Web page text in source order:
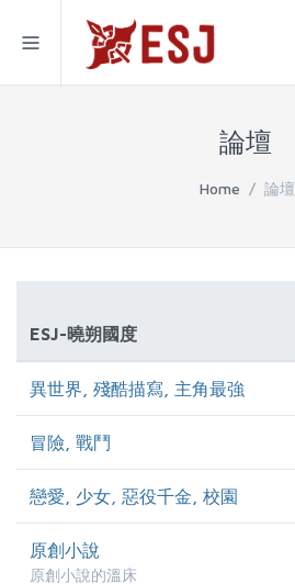
論壇
Home / 論壇
ESJ-曉朔國度
異世界, 殘酷描寫, 主角最強
冒險, 戰鬥
戀愛, 少女, 惡役千金, 校園
原創小說
原創小說的溫床